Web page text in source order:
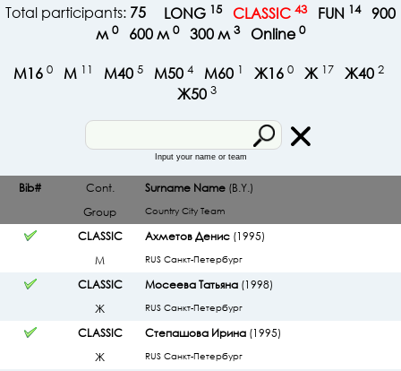
Total participants: 75 LONG 15 CLASSIC 43 FUN 14
900
м 0 600 м 0 300 м 3 Online 0
М16 0 М 11 М40 5 М50 4 М60 1 Ж16 0 Ж 17 Ж40 2
Ж50 3
Input your name or team
Bib#
Cont.
Group
Surname Name (B.Y.)
Country City Team
CLASSIC
М
Ахметов Денис(1995)
RUS Санкт-Петербург
CLASSIC
Ж
Мосеева Татьяна(1998)
RUS Санкт-Петербург
CLASSIC
Ж
Степашова Ирина(1995)
RUS Санкт-Петербург